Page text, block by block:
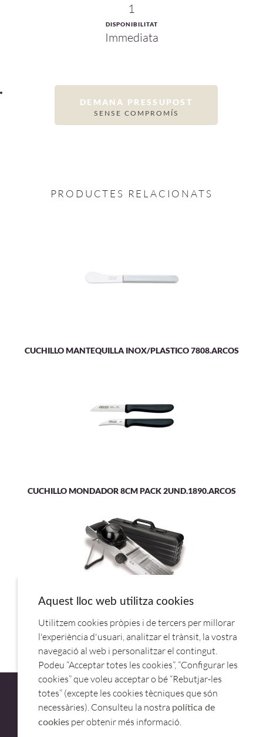
1
DISPONIBILITAT
Immediata
DEMANA PRESSUPOST
SENSE COMPROMÍS
PRODUCTES RELACIONATS
CUCHILLO MANTEQUILLA INOX/PLASTICO 7808.ARCOS
CUCHILLO MONDADOR 8CM PACK 2UND.1890.ARCOS
MANDOLINA INOX C/CARRO 60357.LACOR
Aquest lloc web utilitza cookies
Utilitzem cookies pròpies i de tercers per millorar
l'experiència d'usuari, analitzar el trànsit, la vostra
navegació al web i personalitzar el contingut.
Podeu “Acceptar totes les cookies”, “Configurar les
cookies” que voleu acceptar o bé “Rebutjar-les
totes” (excepte les cookies tècniques que són
necessàries). Consulteu la nostra política de
cookies per obtenir més informació.